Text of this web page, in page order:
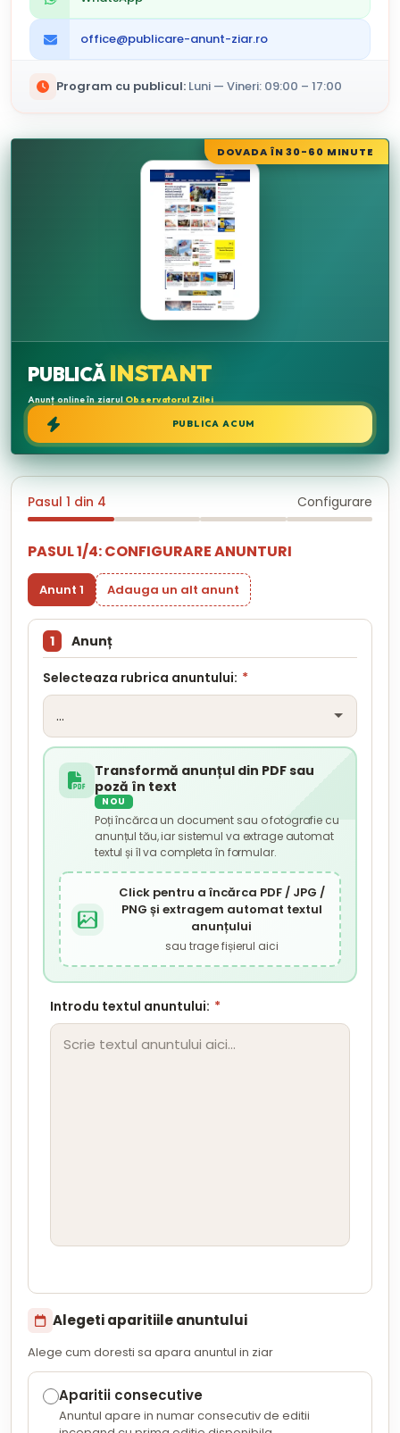
office@publicare-anunt-ziar.ro
Program cu publicul: Luni — Vineri: 09:00 – 17:00
DOVADA ÎN 30-60 MINUTE
PUBLICĂINSTANT
Anunț online în ziarulObservatorul Zilei
PUBLICA ACUM
Pasul 1 din 4 Configurare
PASUL 1/4: CONFIGURARE ANUNTURI
Anunt 1 Adauga un alt anunt
1 Anunț
Selecteaza rubrica anuntului: *
Transformă anunțul din PDF sau
poză în text
NOU
Poți încărca un document sau o fotografie cu
anunțul tău, iar sistemul va extrage automat
textul și îl va completa în formular.
Click pentru a încărca PDF / JPG /
PNG și extragem automat textul
anunțului
sau trage fișierul aici
Introdu textul anuntului: *
Alegeti aparitiile anuntului
Alege cum doresti sa apara anuntul in ziar
Aparitii consecutive
Anuntul apare in numar consecutiv de editii